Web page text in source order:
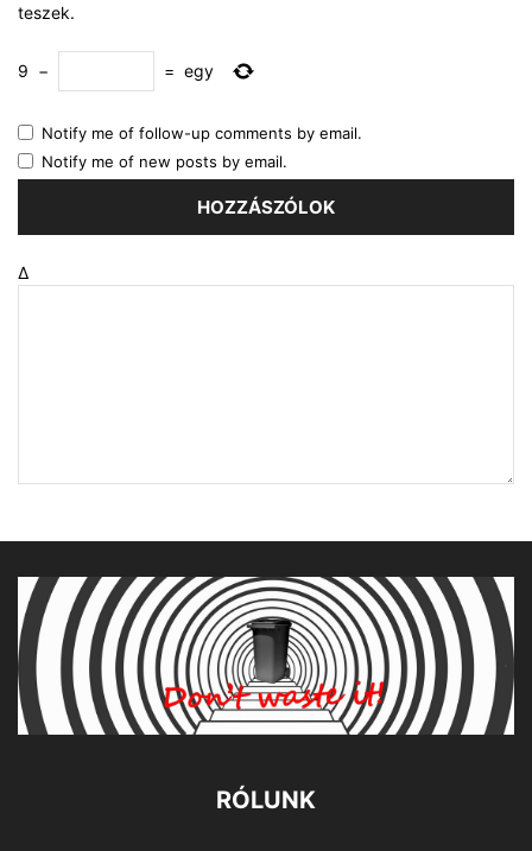
teszek.
9 − = egy
Notify me of follow-up comments by email.
Notify me of new posts by email.
Δ
RÓLUNK